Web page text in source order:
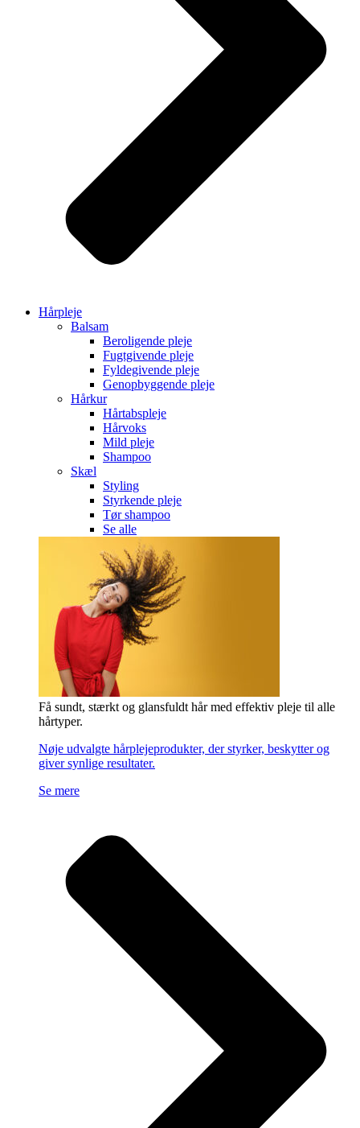
Hårpleje
Balsam
Beroligende pleje
Fugtgivende pleje
Fyldegivende pleje
Genopbyggende pleje
Hårkur
Hårtabspleje
Hårvoks
Mild pleje
Shampoo
Skæl
Styling
Styrkende pleje
Tør shampoo
Se alle
Få sundt, stærkt og glansfuldt hår med effektiv pleje til alle
hårtyper.
Nøje udvalgte hårplejeprodukter, der styrker, beskytter og
giver synlige resultater.
Se mere